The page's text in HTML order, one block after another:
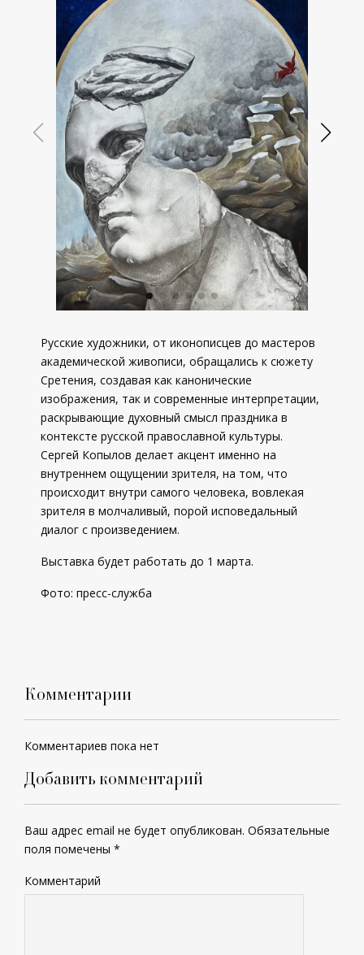
Русские художники, от иконописцев до мастеров
академической живописи, обращались к сюжету
Сретения, создавая как канонические
изображения, так и современные интерпретации,
раскрывающие духовный смысл праздника в
контексте русской православной культуры.
Сергей Копылов делает акцент именно на
внутреннем ощущении зрителя, на том, что
происходит внутри самого человека, вовлекая
зрителя в молчаливый, порой исповедальный
диалог с произведением.
Выставка будет работать до 1 марта.
Фото: пресс-служба
Комментарии
Комментариев пока нет
Добавить комментарий
Ваш адрес email не будет опубликован. Обязательные
поля помечены *
Комментарий